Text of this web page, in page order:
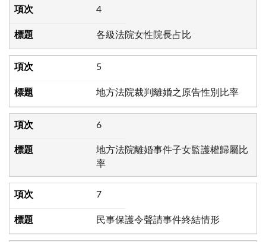
4
各級法院女性院長占比
5
地方法院裁判離婚之原告性別比率
6
地方法院離婚事件子女監護權歸屬比
率
7
民事保護令聲請事件終結情形